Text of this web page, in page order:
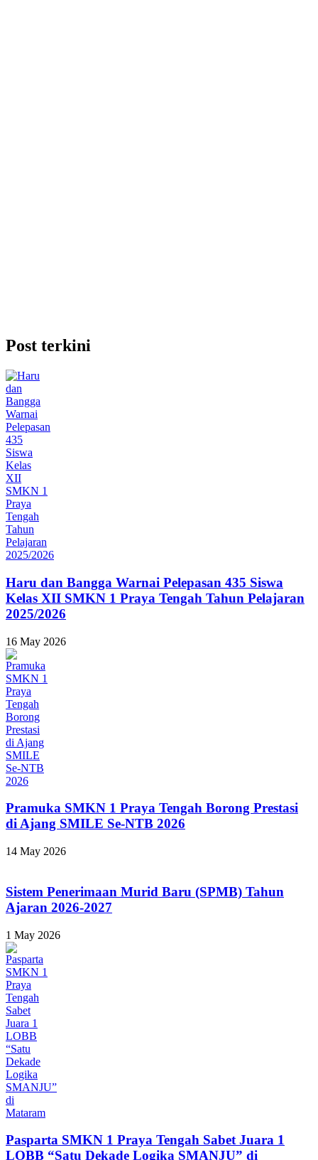
Post terkini
Haru dan Bangga Warnai Pelepasan 435 Siswa
Kelas XII SMKN 1 Praya Tengah Tahun Pelajaran
2025/2026
16 May 2026
Pramuka SMKN 1 Praya Tengah Borong Prestasi
di Ajang SMILE Se-NTB 2026
14 May 2026
Sistem Penerimaan Murid Baru (SPMB) Tahun
Ajaran 2026-2027
1 May 2026
Pasparta SMKN 1 Praya Tengah Sabet Juara 1
LOBB “Satu Dekade Logika SMANJU” di